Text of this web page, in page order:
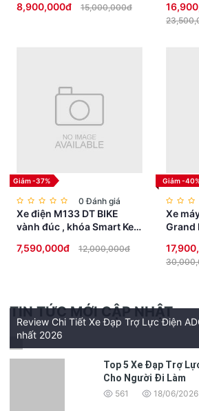
8,900,000đ
15,000,000đ
Giảm -37%
0 Đánh giá
Xe điện M133 DT BIKE
vành đúc , khóa Smart Key
cao cấp
7,590,000đ 12,000,000đ
Giảm -
Xe
Grand
TIN TỨC MỚI CẬP NHẬT
Review Chi Tiết Xe Đạp Trợ Lực Điện
nhất 2026
Top 5 Xe Đạp Trợ
Cho Người Đi Làm
561 18/06/2026